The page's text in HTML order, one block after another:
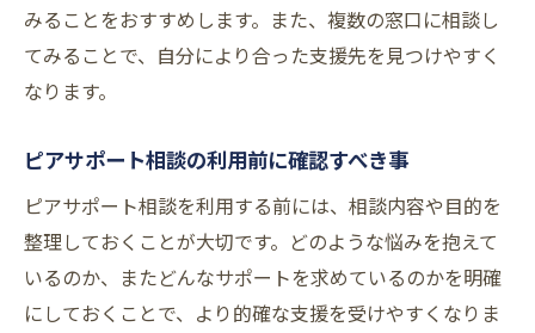
みることをおすすめします。また、複数の窓口に相談し
てみることで、自分により合った支援先を見つけやすく
なります。
ピアサポート相談の利用前に確認すべき事
ピアサポート相談を利用する前には、相談内容や目的を
整理しておくことが大切です。どのような悩みを抱えて
いるのか、またどんなサポートを求めているのかを明確
にしておくことで、より的確な支援を受けやすくなりま